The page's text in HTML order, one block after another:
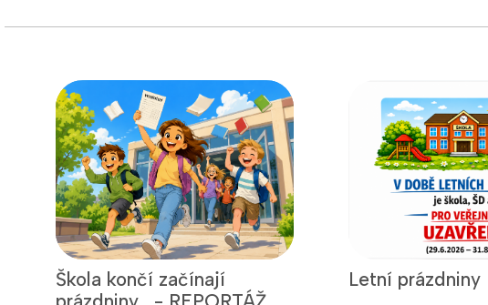
Škola končí začínají
Letní prázdniny